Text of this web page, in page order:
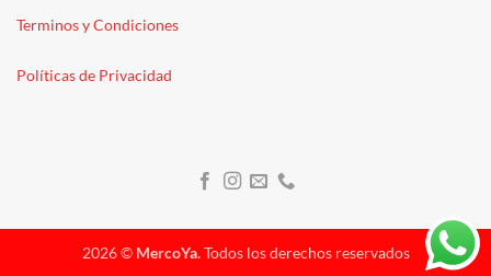
Terminos y Condiciones
Políticas de Privacidad
2026 © MercoYa.Todos los derechos reservados